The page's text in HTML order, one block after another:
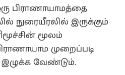
பிராணாயாமத்தை
நுரையீரலில் இருக்கும்
மூலம்
முறைப்படி
வேண்டும்.